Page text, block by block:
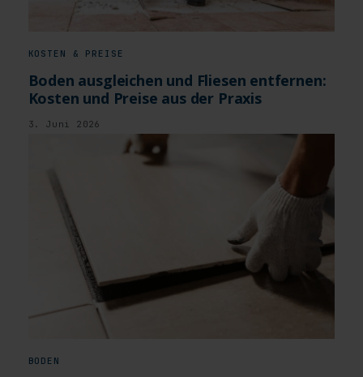
KOSTEN & PREISE
Boden ausgleichen und Fliesen entfernen:
Kosten und Preise aus der Praxis
3. Juni 2026
BODEN